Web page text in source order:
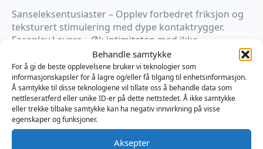
Behandle samtykke
For å gi de beste opplevelsene bruker vi teknologier som
informasjonskapsler for å lagre og/eller få tilgang til enhetsinformasjon.
Å samtykke til disse teknologiene vil tillate oss å behandle data som
nettleseratferd eller unike ID-er på dette nettstedet. Å ikke samtykke
eller trekke tilbake samtykke kan ha negativ innvirkning på visse
egenskaper og funksjoner.
Aksepter
Sanseleksentusiaster – Opplev forbedret friksjon og
teksturert stimulering med dype kontaktrygger.
Foreplay Lovers – Øk intimiteten med ikke-
penetrerende stimulering som intensiverer
opphisselse før samleie.
Diverse lystsøkere – Et sexleketøy som inkluderer
kjønn som passer for ikke-binære, trans- og skeive
individer.
Kink & Fetish-spillere – Et must-have for fresende
fetisjelskere som liker dypteksturert stimulering og